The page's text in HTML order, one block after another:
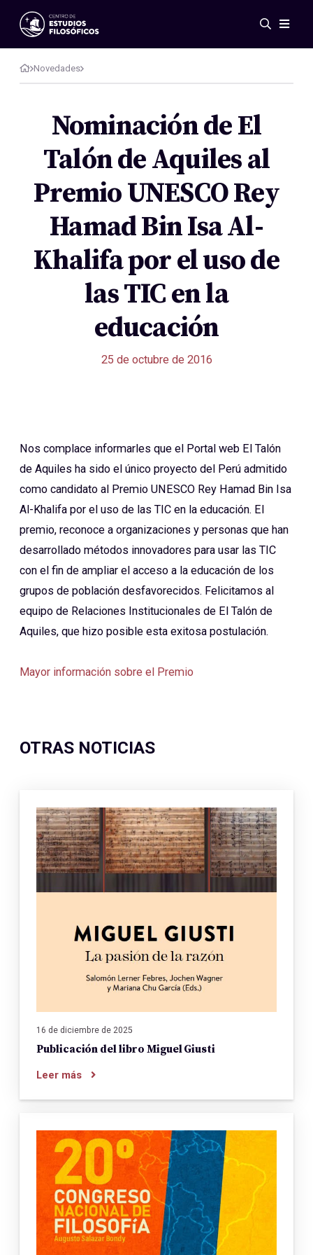
Eventos
Novedades
Investigación
Publicaciones
Galería
Acerca de nosotros
Reglamento
Novedades
Nominación de El
Talón de Aquiles al
Premio UNESCO Rey
Hamad Bin Isa Al-
Khalifa por el uso de
las TIC en la
educación
25 de octubre de 2016
Nos complace informarles que el Portal web El Talón
de Aquiles ha sido el único proyecto del Perú admitido
como candidato al Premio UNESCO Rey Hamad Bin Isa
Al-Khalifa por el uso de las TIC en la educación. El
premio, reconoce a organizaciones y personas que han
desarrollado métodos innovadores para usar las TIC
con el fin de ampliar el acceso a la educación de los
grupos de población desfavorecidos. Felicitamos al
equipo de Relaciones Institucionales de El Talón de
Aquiles, que hizo posible esta exitosa postulación.
Mayor información sobre el Premio
OTRAS NOTICIAS
16 de diciembre de 2025
Publicación del libro Miguel Giusti
Leer más